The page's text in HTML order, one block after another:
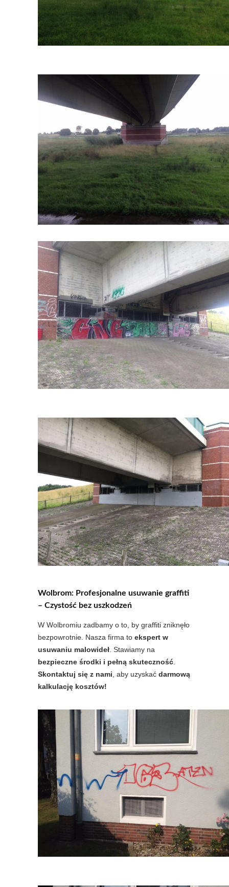
Wolbrom: Profesjonalne usuwanie graffiti
– Czystość bez uszkodzeń
W Wolbromiu zadbamy o to, by graffiti zniknęło
bezpowrotnie. Nasza firma to ekspert w
usuwaniu malowideł . Stawiamy na
bezpieczne środki i pełną skuteczność
Skontaktuj się z nami , aby uzyskać darmową
kalkulację kosztów!